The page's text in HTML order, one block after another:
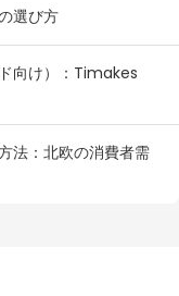
選び方
向け）：Timakes
法：北欧の消費者需